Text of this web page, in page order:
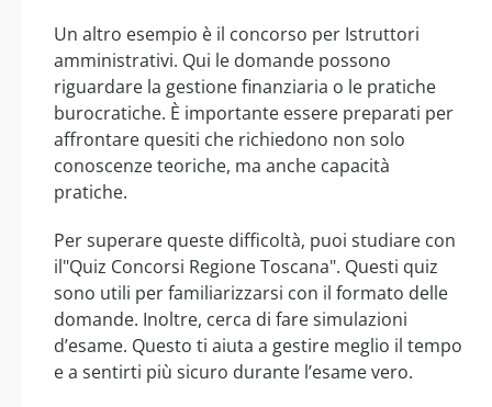
Un altro esempio è il concorso per Istruttori
amministrativi. Qui le domande possono
riguardare la gestione finanziaria o le pratiche
burocratiche. È importante essere preparati per
affrontare quesiti che richiedono non solo
conoscenze teoriche, ma anche capacità
pratiche.
Per superare queste difficoltà, puoi studiare con
il"Quiz Concorsi Regione Toscana". Questi quiz
sono utili per familiarizzarsi con il formato delle
domande. Inoltre, cerca di fare simulazioni
d’esame. Questo ti aiuta a gestire meglio il tempo
e a sentirti più sicuro durante l’esame vero.